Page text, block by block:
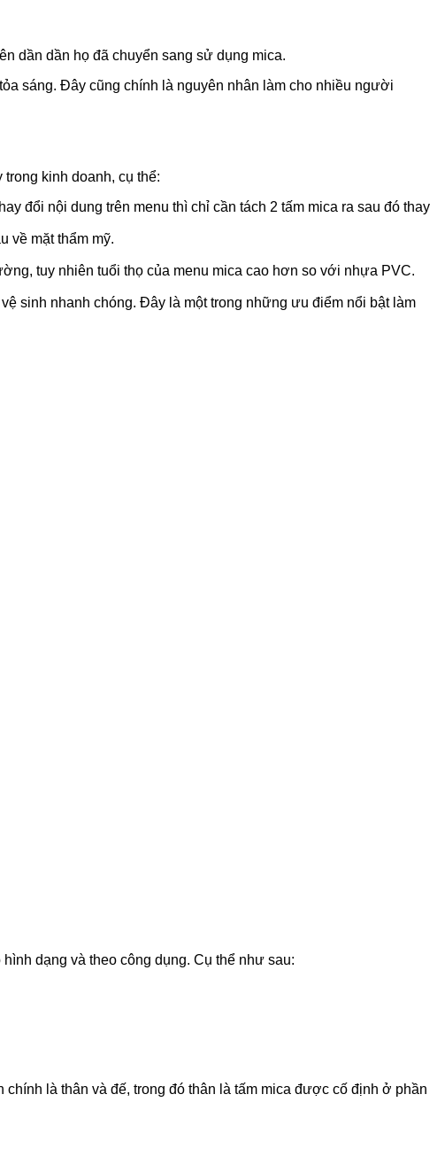
dần dần họ đã chuyển sang sử dụng mica.
sáng. Đây cũng chính là nguyên nhân làm cho nhiều người
kinh doanh, cụ thể:
đổi nội dung trên menu thì chỉ cần tách 2 tấm mica ra sau đó thay
về mặt thẩm mỹ.
tuy nhiên tuổi thọ của menu mica cao hơn so với nhựa PVC.
sinh nhanh chóng. Đây là một trong những ưu điểm nổi bật làm
dạng và theo công dụng. Cụ thể như sau:
là thân và đế, trong đó thân là tấm mica được cố định ở phần